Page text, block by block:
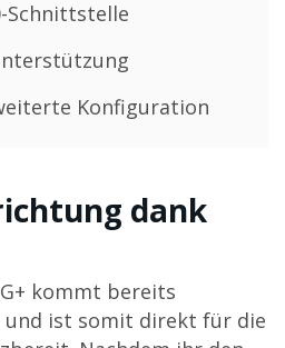
Schnittstelle
Konfiguration
dank
kommt bereits
ist somit direkt für die